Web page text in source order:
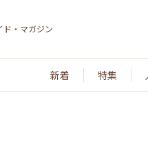
ド・マガジン
新着 特集